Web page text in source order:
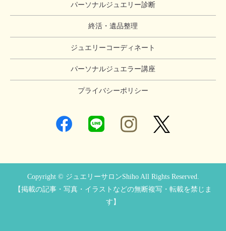
パーソナルジュエリー診断
終活・遺品整理
ジュエリーコーディネート
パーソナルジュエラー講座
プライバシーポリシー
Copyright © ジュエリーサロンShiho All Rights Reserved.
【掲載の記事・写真・イラストなどの無断複写・転載を禁じま
す】